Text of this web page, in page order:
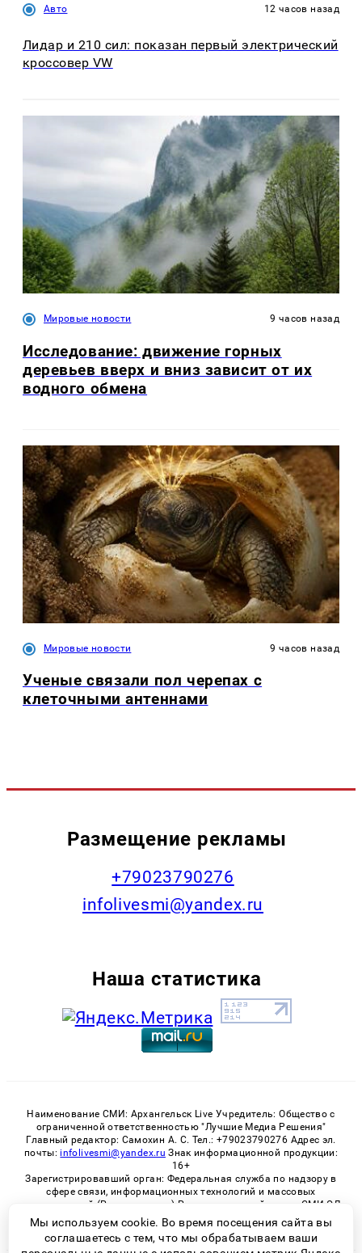
Авто 12 часов назад
Лидар и 210 сил: показан первый электрический
кроссовер VW
Мировые новости 9 часов назад
Исследование: движение горных
деревьев вверх и вниз зависит от их
водного обмена
Мировые новости 9 часов назад
Ученые связали пол черепах с
клеточными антеннами
Размещение рекламы
+79023790276
infolivesmi@yandex.ru
Наша статистика
Наименование СМИ: Архангельск Live Учредитель: Общество с
ограниченной ответственностью "Лучшие Медиа Решения"
Главный редактор: Самохин А. С. Тел.: +79023790276 Адрес эл.
почты: infolivesmi@yandex.ru Знак информационной продукции:
16+
Зарегистрировавший орган: Федеральная служба по надзору в
сфере связи, информационных технологий и массовых
коммуникаций (Роскомнадзор) Регистрационный номер СМИ ЭЛ
№ ФС 77 - 82533 от 21.01.2022
Мы используем cookie. Во время посещения сайта вы
соглашаетесь с тем, что мы обрабатываем ваши